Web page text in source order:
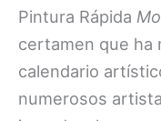
Pintura Rápida
certamen que ha
calendario
numerosos